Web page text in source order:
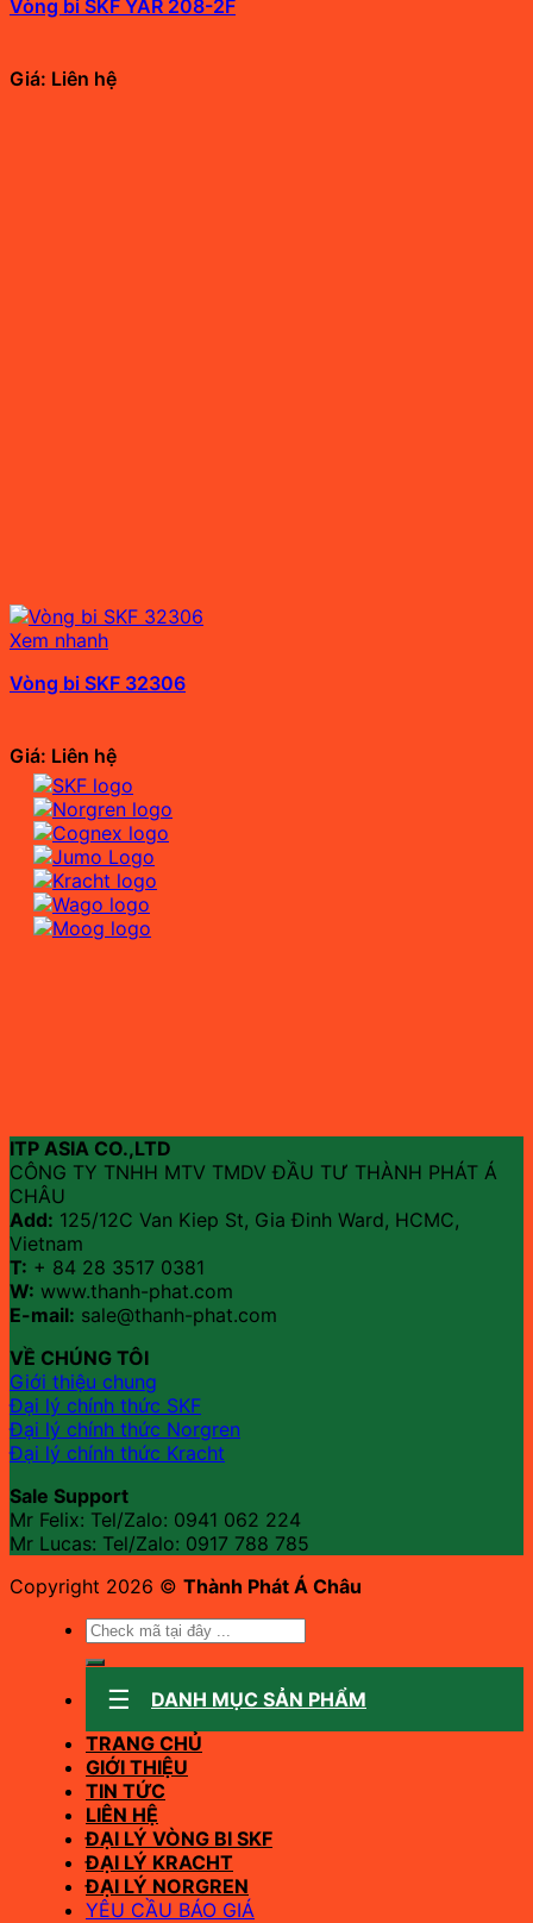
Vòng bi SKF YAR 208-2F
Giá: Liên hệ
Xem nhanh
Vòng bi SKF 32306
Giá: Liên hệ
ITP ASIA CO.,LTD
CÔNG TY TNHH MTV TMDV ĐẦU TƯ THÀNH PHÁT Á
CHÂU
Add: 125/12C Van Kiep St, Gia Đinh Ward, HCMC,
Vietnam
T: + 84 28 3517 0381
W: www.thanh-phat.com
E-mail: sale@thanh-phat.com
VỀ CHÚNG TÔI
Giới thiệu chung
Đại lý chính thức SKF
Đại lý chính thức Norgren
Đại lý chính thức Kracht
Sale Support
Mr Felix: Tel/Zalo: 0941 062 224
Mr Lucas: Tel/Zalo: 0917 788 785
Copyright 2026 © Thành Phát Á Châu
Tìm
kiếm:
DANH MỤC SẢN PHẨM
TRANG CHỦ
GIỚI THIỆU
TIN TỨC
LIÊN HỆ
ĐẠI LÝ VÒNG BI SKF
ĐẠI LÝ KRACHT
ĐẠI LÝ NORGREN
YÊU CẦU BÁO GIÁ